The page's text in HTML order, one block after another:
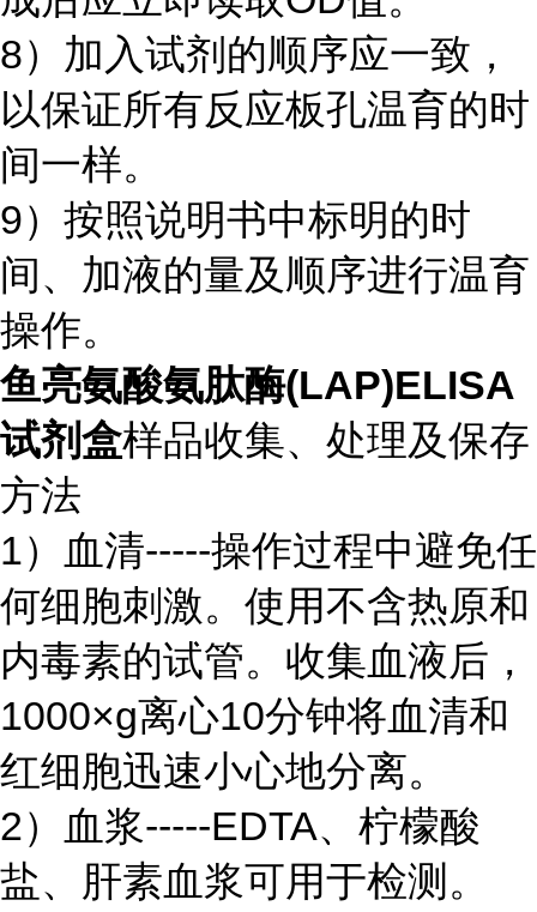
8）加入试剂的顺序应一致，
以保证所有反应板孔温育的时
间一样。
9）按照说明书中标明的时
间、加液的量及顺序进行温育
操作。
鱼亮氨酸氨肽酶(LAP)ELISA
试剂盒样品收集、处理及保存
方法
1）血清-----操作过程中避免任
何细胞刺激。使用不含热原和
内毒素的试管。收集血液后，
1000×g离心10分钟将血清和
红细胞迅速小心地分离。
2）血浆-----EDTA、柠檬酸
盐、肝素血浆可用于检测。